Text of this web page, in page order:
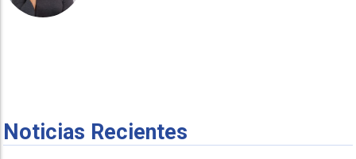
Noticias Recientes